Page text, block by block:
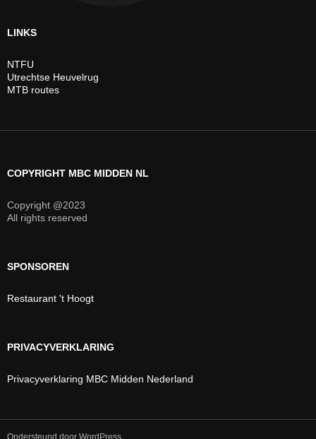
LINKS
NTFU
Utrechtse Heuvelrug
MTB routes
COPYRIGHT MBC MIDDEN NL
Copyright @2023
All rights reserved
SPONSOREN
Restaurant 't Hoogt
PRIVACYVERKLARING
Privacyverklaring MBC Midden Nederland